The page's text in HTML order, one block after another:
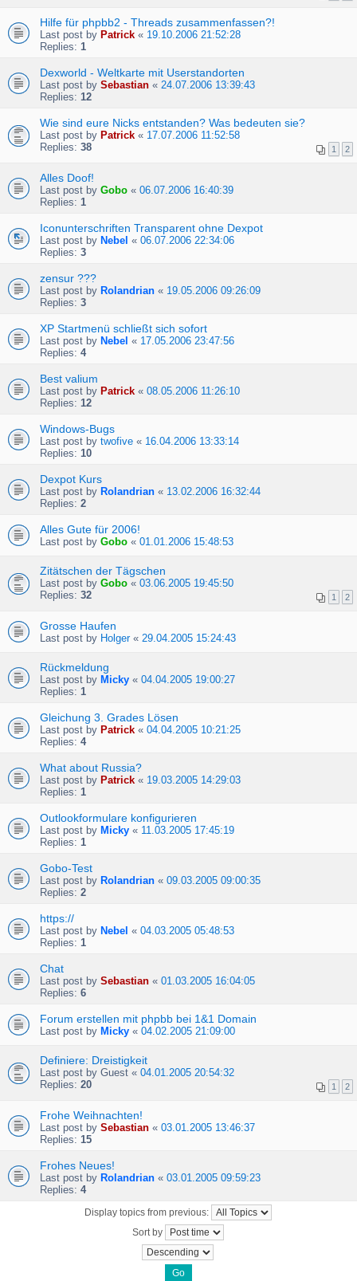
Hilfe für phpbb2 - Threads zusammenfassen?!
Last post by Patrick « 19.10.2006 21:52:28
Replies: 1
Dexworld - Weltkarte mit Userstandorten
Last post by Sebastian « 24.07.2006 13:39:43
Replies: 12
Wie sind eure Nicks entstanden? Was bedeuten sie?
Last post by Patrick « 17.07.2006 11:52:58
Replies: 38 1 2
Alles Doof!
Last post by Gobo « 06.07.2006 16:40:39
Replies: 1
Iconunterschriften Transparent ohne Dexpot
Last post by Nebel « 06.07.2006 22:34:06
Replies: 3
zensur ???
Last post by Rolandrian « 19.05.2006 09:26:09
Replies: 3
XP Startmenü schließt sich sofort
Last post by Nebel « 17.05.2006 23:47:56
Replies: 4
Best valium
Last post by Patrick « 08.05.2006 11:26:10
Replies: 12
Windows-Bugs
Last post by twofive « 16.04.2006 13:33:14
Replies: 10
Dexpot Kurs
Last post by Rolandrian « 13.02.2006 16:32:44
Replies: 2
Alles Gute für 2006!
Last post by Gobo « 01.01.2006 15:48:53
Zitätschen der Tägschen
Last post by Gobo « 03.06.2005 19:45:50
Replies: 32 1 2
Grosse Haufen
Last post by Holger« 29.04.2005 15:24:43
Rückmeldung
Last post by Micky « 04.04.2005 19:00:27
Replies: 1
Gleichung 3. Grades Lösen
Last post by Patrick « 04.04.2005 10:21:25
Replies: 4
What about Russia?
Last post by Patrick « 19.03.2005 14:29:03
Replies: 1
Outlookformulare konfigurieren
Last post by Micky « 11.03.2005 17:45:19
Replies: 1
Gobo-Test
Last post by Rolandrian « 09.03.2005 09:00:35
Replies: 2
https://
Last post by Nebel « 04.03.2005 05:48:53
Replies: 1
Chat
Last post by Sebastian « 01.03.2005 16:04:05
Replies: 6
Forum erstellen mit phpbb bei 1&1 Domain
Last post by Micky « 04.02.2005 21:09:00
Definiere: Dreistigkeit
Last post by Guest « 04.01.2005 20:54:32
Replies: 20 1 2
Frohe Weihnachten!
Last post by Sebastian « 03.01.2005 13:46:37
Replies: 15
Frohes Neues!
Last post by Rolandrian « 03.01.2005 09:59:23
Replies: 4
Display topics from previous:
Sort by